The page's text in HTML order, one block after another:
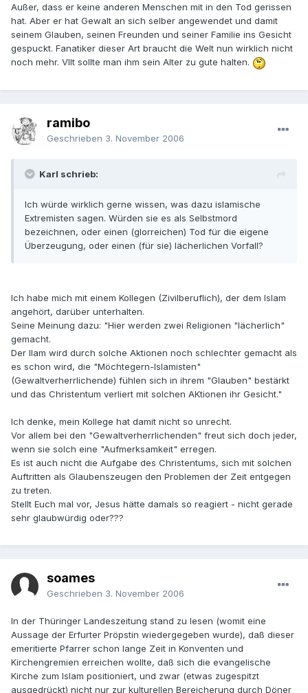
Außer, dass er keine anderen Menschen mit in den Tod gerissen
hat. Aber er hat Gewalt an sich selber angewendet und damit
seinem Glauben, seinen Freunden und seiner Familie ins Gesicht
gespuckt. Fanatiker dieser Art braucht die Welt nun wirklich nicht
noch mehr. Vllt sollte man ihm sein Alter zu gute halten.
ramibo
Geschrieben 3. November 2006
Karl schrieb:
Ich würde wirklich gerne wissen, was dazu islamische
Extremisten sagen. Würden sie es als Selbstmord
bezeichnen, oder einen (glorreichen) Tod für die eigene
Überzeugung, oder einen (für sie) lächerlichen Vorfall?
Ich habe mich mit einem Kollegen (Zivilberuflich), der dem Islam
angehört, darüber unterhalten.
Seine Meinung dazu: "Hier werden zwei Religionen "lächerlich"
gemacht.
Der Ilam wird durch solche Aktionen noch schlechter gemacht als
es schon wird, die "Möchtegern-Islamisten"
(Gewaltverherrlichende) fühlen sich in ihrem "Glauben" bestärkt
und das Christentum verliert mit solchen AKtionen ihr Gesicht."
Ich denke, mein Kollege hat damit nicht so unrecht.
Vor allem bei den "Gewaltverherrlichenden" freut sich doch jeder,
wenn sie solch eine "Aufmerksamkeit" erregen.
Es ist auch nicht die Aufgabe des Christentums, sich mit solchen
Auftritten als Glaubenszeugen den Problemen der Zeit entgegen
zu treten.
Stellt Euch mal vor, Jesus hätte damals so reagiert - nicht gerade
sehr glaubwürdig oder???
soames
Geschrieben 3. November 2006
In der Thüringer Landeszeitung stand zu lesen (womit eine
Aussage der Erfurter Pröpstin wiedergegeben wurde), daß dieser
emeritierte Pfarrer schon lange Zeit in Konventen und
Kirchengremien erreichen wollte, daß sich die evangelische
Kirche zum Islam positioniert, und zwar (etwas zugespitzt
ausgedrückt) nicht nur zur kulturellen Bereicherung durch Döner